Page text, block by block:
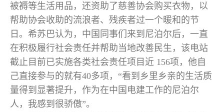
被褥等生活用品，还资助了慈善协会购买衣物，以
帮助协会收助的流浪者、残疾者过一个暖和的节
日。希苏巴认为，中国同事们 来到尼泊尔后，一直
在积极履行社会责任并帮助当地改善民生，该电站
截止目前已实施各类社会责任项目近 156项，他自
己直接参与的就有40多项，“看到乡里乡亲的生活质
量得到显著提升，作为在中国电建工作的尼泊尔
人，我感到很骄傲”。